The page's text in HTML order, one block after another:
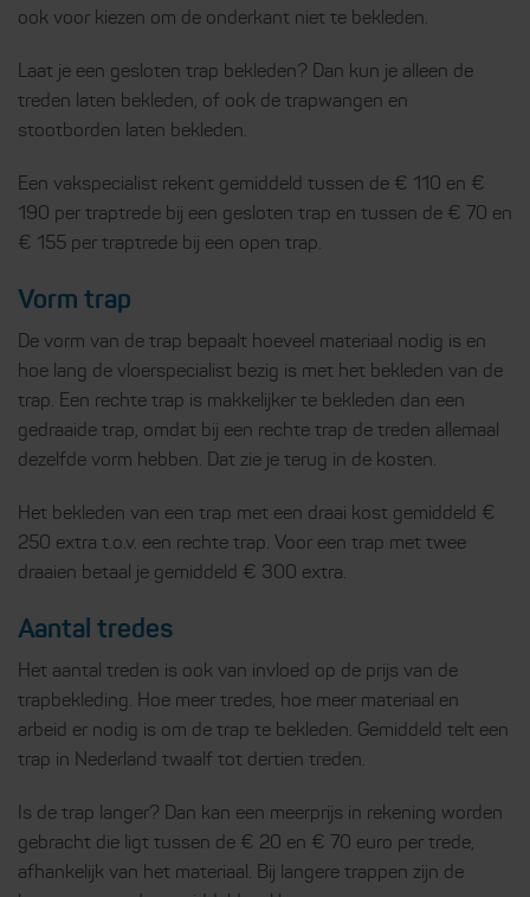
ook voor kiezen om de onderkant niet te bekleden.
Laat je een gesloten trap bekleden? Dan kun je alleen de
treden laten bekleden, of ook de trapwangen en
stootborden laten bekleden.
Een vakspecialist rekent gemiddeld tussen de € 110 en €
190 per traptrede bij een gesloten trap en tussen de € 70 en
€ 155 per traptrede bij een open trap.
Vorm trap
De vorm van de trap bepaalt hoeveel materiaal nodig is en
hoe lang de vloerspecialist bezig is met het bekleden van de
trap. Een rechte trap is makkelijker te bekleden dan een
gedraaide trap, omdat bij een rechte trap de treden allemaal
dezelfde vorm hebben. Dat zie je terug in de kosten.
Het bekleden van een trap met een draai kost gemiddeld €
250 extra t.o.v. een rechte trap. Voor een trap met twee
draaien betaal je gemiddeld € 300 extra.
Aantal tredes
Het aantal treden is ook van invloed op de prijs van de
trapbekleding. Hoe meer tredes, hoe meer materiaal en
arbeid er nodig is om de trap te bekleden. Gemiddeld telt een
trap in Nederland twaalf tot dertien treden.
Is de trap langer? Dan kan een meerprijs in rekening worden
gebracht die ligt tussen de € 20 en € 70 euro per trede,
afhankelijk van het materiaal. Bij langere trappen zijn de